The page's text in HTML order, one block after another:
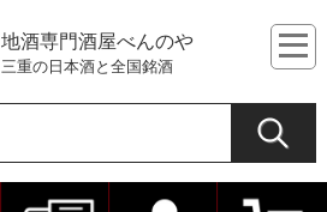
地酒専門酒屋べんのや
三重の日本酒と全国銘酒